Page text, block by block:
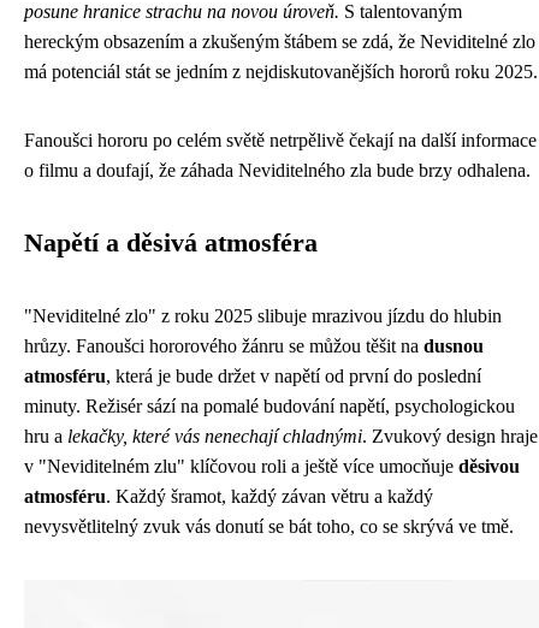
posune hranice strachu na novou úroveň. S talentovaným
hereckým obsazením a zkušeným štábem se zdá, že Neviditelné zlo
má potenciál stát se jedním z nejdiskutovanějších hororů roku 2025.
Fanoušci hororu po celém světě netrpělivě čekají na další informace
o filmu a doufají, že záhada Neviditelného zla bude brzy odhalena.
Napětí a děsivá atmosféra
"Neviditelné zlo" z roku 2025 slibuje mrazivou jízdu do hlubin
hrůzy. Fanoušci hororového žánru se můžou těšit na dusnou
atmosféru, která je bude držet v napětí od první do poslední
minuty. Režisér sází na pomalé budování napětí, psychologickou
hru a lekačky, které vás nenechají chladnými. Zvukový design hraje
v "Neviditelném zlu" klíčovou roli a ještě více umocňuje děsivou
atmosféru. Každý šramot, každý závan větru a každý
nevysvětlitelný zvuk vás donutí se bát toho, co se skrývá ve tmě.